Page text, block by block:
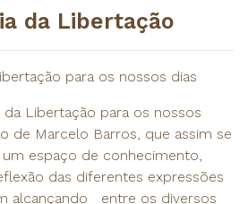
da Libertação
para os nossos dias
da Libertação para os nossos
de Marcelo Barros, que assim se
espaço de conhecimento,
das diferentes expressões
alcançando entre os diversos